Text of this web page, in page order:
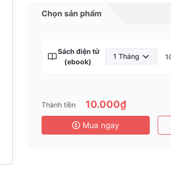
Chọn sản phẩm
Sách điện tử
(ebook)
1 Tháng
6 Tháng
3 Năm
Thành tiền 10.000₫
Mua ngay